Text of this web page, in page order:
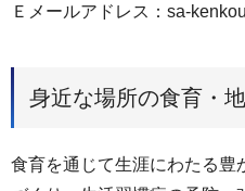
Ｅメールアドレス：sa-
身近な場所の食育・
食育を通じて生涯にわたる豊